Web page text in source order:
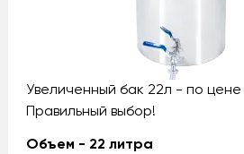
Увеличенный бак 22л - по цене
Правильный выбор!
Объем - 22 литра